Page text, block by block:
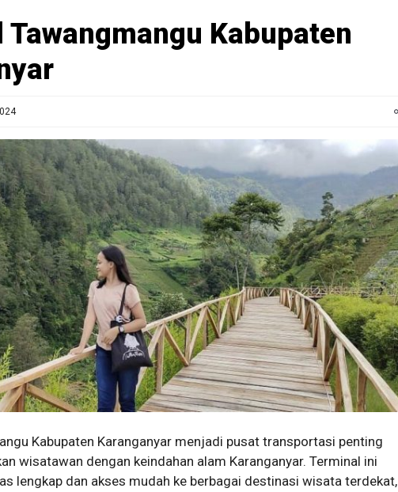
Kabupaten
Kabupaten Karanganyar menjadi pusat transportasi penting
wisatawan dengan keindahan alam Karanganyar. Terminal ini
lengkap dan akses mudah ke berbagai destinasi wisata terdekat,